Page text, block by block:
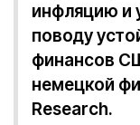
инфляцию и
поводу
финансов
немецкой
Research.